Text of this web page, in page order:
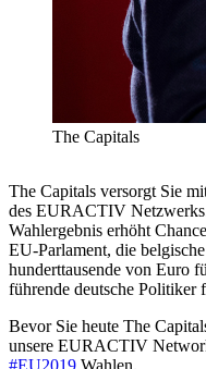
The Capitals
The Capitals versorgt Sie
des EURACTIV
Wahlergebnis erhöht
EU-Parlament, die
hunderttausende von Euro
führende deutsche Politiker
Bevor Sie heute The
unsere EURACTIV